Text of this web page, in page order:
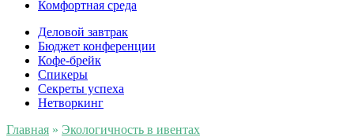
Комфортная среда
Деловой завтрак
Бюджет конференции
Кофе-брейк
Спикеры
Секреты успеха
Нетворкинг
Главная » Экологичность в ивентах